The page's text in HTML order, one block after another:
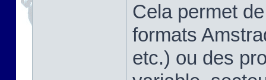
Cela permet
formats
etc.) ou des